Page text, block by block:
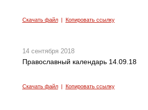
Скачать файл| Копировать ссылку
14 сентября 2018
Православный календарь 14.09.18
Скачать файл| Копировать ссылку